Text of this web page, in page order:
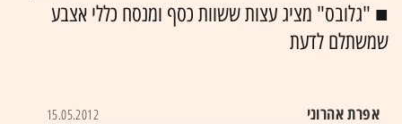
■ "גלובס" מציג עצות ששוות כסף ומנסח כללי אצבע
שמשתלם לדעת
אפרת אהרוני 15.05.2012